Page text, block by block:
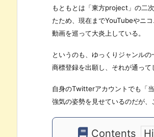
もともとは「東方project」の二
たため、現在までYouTubeやニ
動画を巡って大炎上している。
というのも、ゆっくりジャンル
商標登録を出願し、それが通って
自身のTwitterアカウントでも「
強気の姿勢を見せているのだが、
Contents